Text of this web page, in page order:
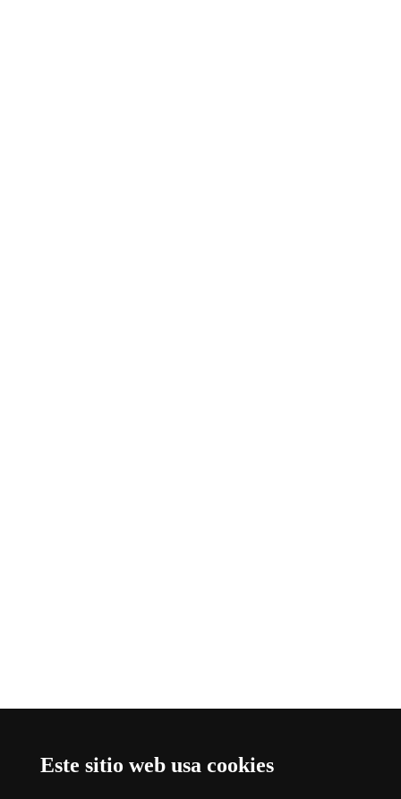
Este sitio web usa cookies